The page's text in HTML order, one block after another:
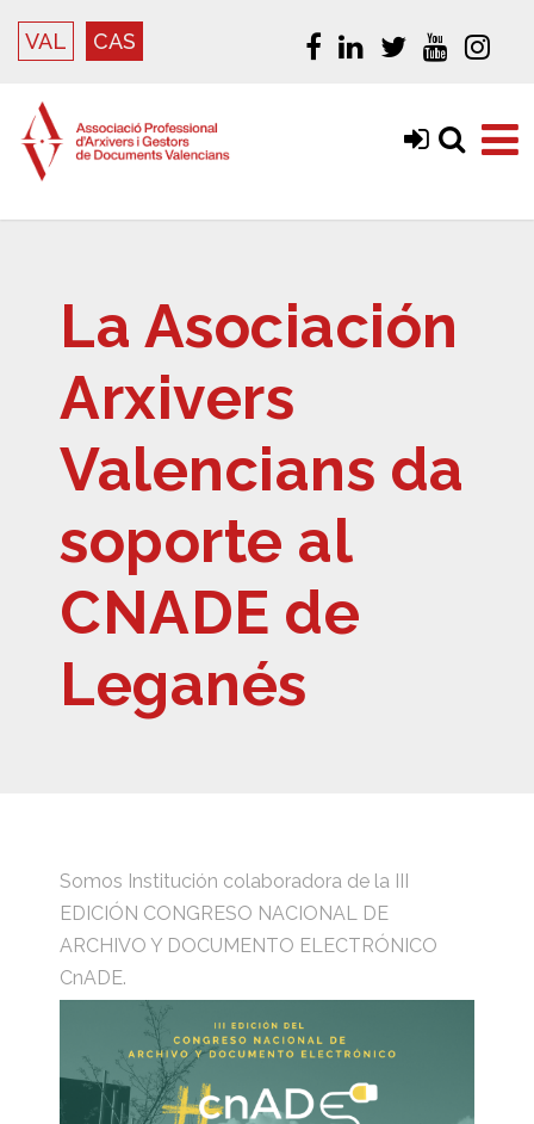
VAL CAS
La Asociación
Arxivers
Valencians da
soporte al
CNADE de
Leganés
Somos Institución colaboradora de la III
EDICIÓN CONGRESO NACIONAL DE
ARCHIVO Y DOCUMENTO ELECTRÓNICO
CnADE.